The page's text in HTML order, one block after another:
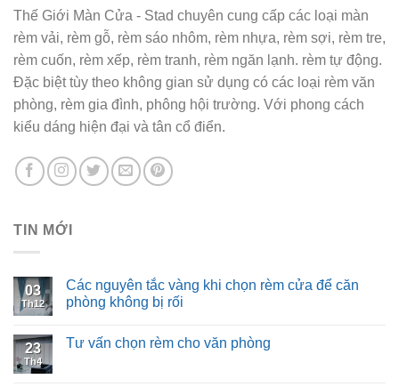
Thế Giới Màn Cửa - Stad chuyên cung cấp các loại màn
rèm vải, rèm gỗ, rèm sáo nhôm, rèm nhựa, rèm sợi, rèm tre,
rèm cuốn, rèm xếp, rèm tranh, rèm ngăn lạnh. rèm tự động.
Đặc biệt tùy theo không gian sử dụng có các loại rèm văn
phòng, rèm gia đình, phông hội trường. Với phong cách
kiểu dáng hiện đại và tân cổ điển.
TIN MỚI
03
Th12
Các nguyên tắc vàng khi chọn rèm cửa để căn
phòng không bị rối
23
Th4
Tư vấn chọn rèm cho văn phòng